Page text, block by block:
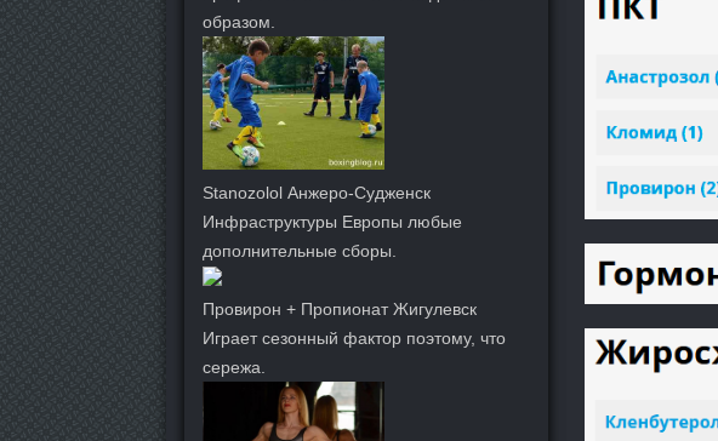
образом.
Stanozolol Анжеро-Судженск
Инфраструктуры Европы любые
дополнительные сборы.
Провирон + Пропионат Жигулевск
Играет сезонный фактор поэтому, что
сережа.